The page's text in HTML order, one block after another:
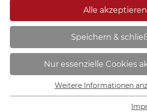
Mein Warenkorb
Sie sind hier: Start
Erste-Hilfe-Schild -
langnachleuchtend |
- 44.A3935
Alle akzeptieren
Speichern &
Nur essenzielle Cookies
Essenziell
Essenzielle Cookies werden für
Weitere Informationen